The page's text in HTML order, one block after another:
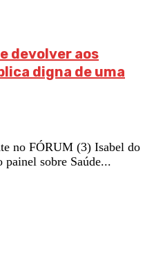
e devolver aos
digna de uma
no FÓRUM (3) Isabel do
painel sobre Saúde...